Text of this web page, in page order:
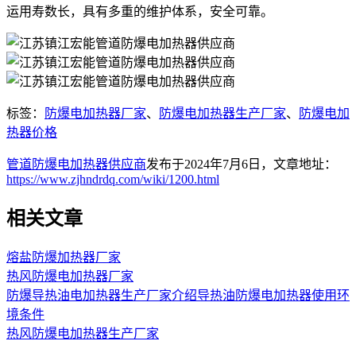
运用寿数长，具有多重的维护体系，安全可靠。
标签： 防爆电加热器厂家、 防爆电加热器生产厂家、
防爆电加
热器价格
管道防爆电加热器供应商发布于2024年7月6日，文章地址：
https://www.zjhndrdq.com/wiki/1200.html
相关文章
熔盐防爆加热器厂家
热风防爆电加热器厂家
防爆导热油电加热器生产厂家介绍导热油防爆电加热器使用环
境条件
热风防爆电加热器生产厂家